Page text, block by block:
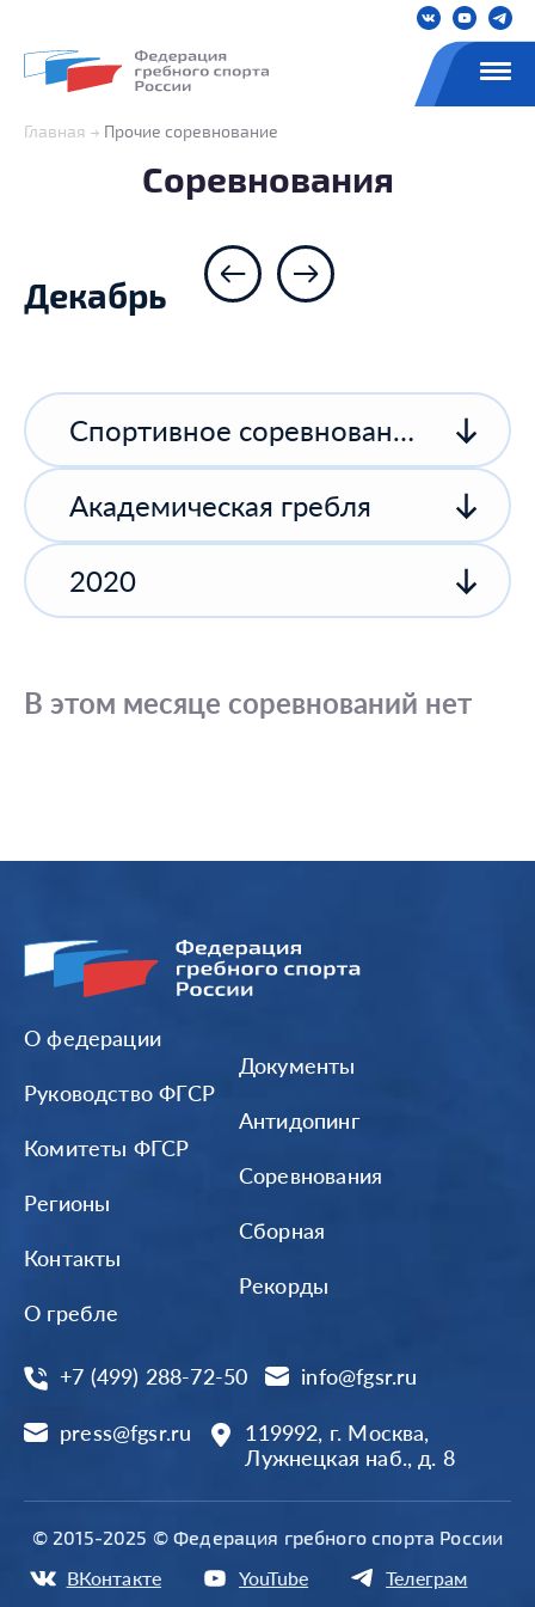
Главная Прочие соревнование
Соревнования
Декабрь
Спортивное соревнование спортивной организации
Академическая гребля
2020
В этом месяце соревнований нет
О федерации
Руководство ФГСР
Комитеты ФГСР
Регионы
Контакты
О гребле
Документы
Антидопинг
Соревнования
Сборная
Рекорды
+7 (499) 288-72-50 info@fgsr.ru
press@fgsr.ru
119992, г. Москва,
Лужнецкая наб., д. 8
© 2015-2025 © Федерация гребного спорта России
ВКонтакте YouTube Телеграм